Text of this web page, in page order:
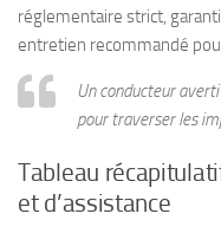
réglementaire strict,
entretien recommandé
Un conducteur
pour traverser les
Tableau
et d’assistance